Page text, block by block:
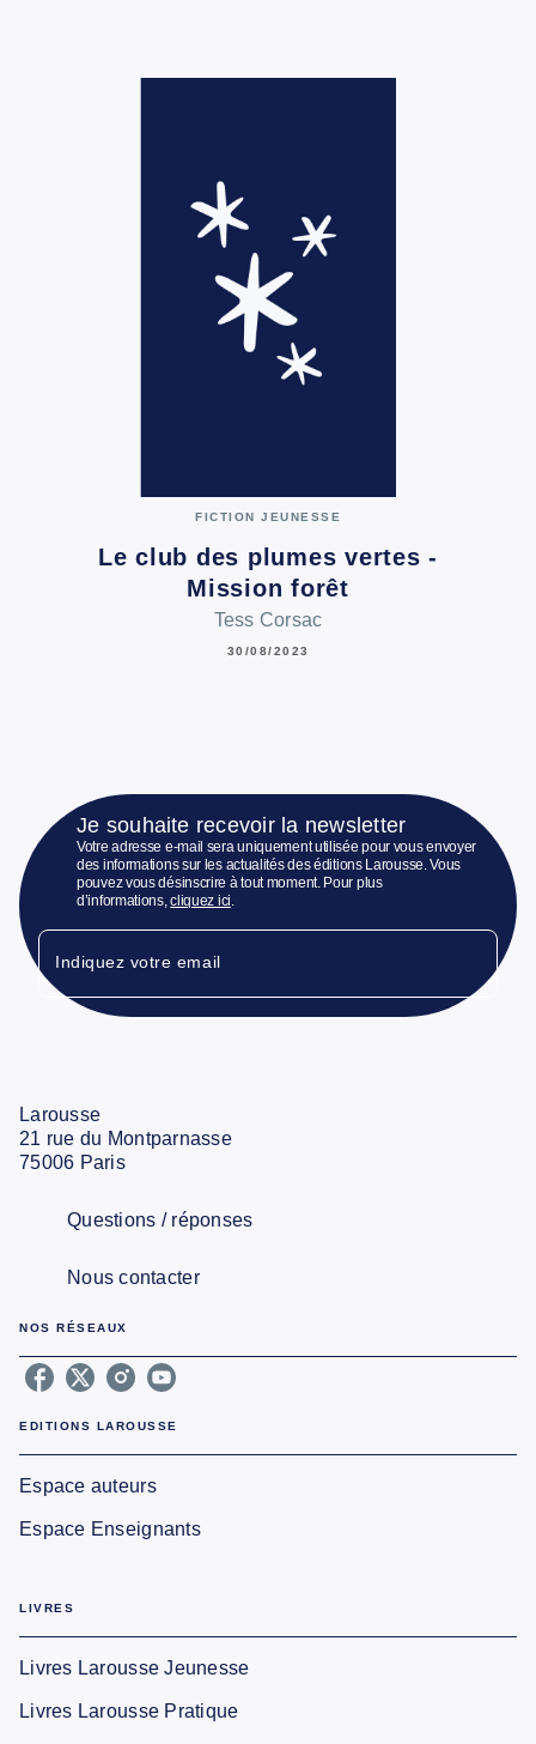
FICTION JEUNESSE
Le club des plumes vertes -
Mission forêt
Tess Corsac
30/08/2023
Je souhaite recevoir la newsletter
Votre adresse e-mail sera uniquement utilisée pour vous envoyer
des informations sur les actualités des éditions Larousse. Vous
pouvez vous désinscrire à tout moment. Pour plus
d’informations,cliquez ici.
Indiquez votre email
Larousse
21 rue du Montparnasse
75006 Paris
Questions / réponses
Nous contacter
NOS RÉSEAUX
EDITIONS LAROUSSE
Espace auteurs
Espace Enseignants
LIVRES
Livres Larousse Jeunesse
Livres Larousse Pratique